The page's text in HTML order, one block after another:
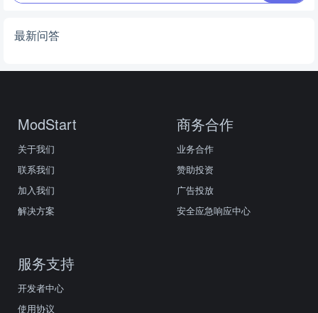
最新问答
ModStart
关于我们
联系我们
加入我们
解决方案
商务合作
业务合作
赞助投资
广告投放
安全应急响应中心
服务支持
开发者中心
使用协议